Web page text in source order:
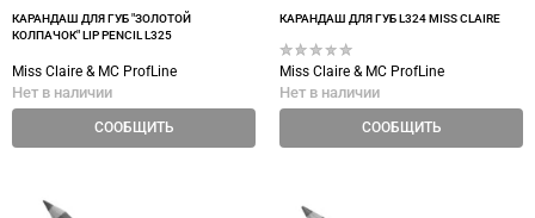
КАРАНДАШ ДЛЯ ГУБ "ЗОЛОТОЙ
КОЛПАЧОК" LIP PENCIL L325
Miss Claire & MC ProfLine
Нет в наличии
СООБЩИТЬ
КАРАНДАШ ДЛЯ ГУБ L324 MISS CLAIRE
Miss Claire & MC ProfLine
Нет в наличии
СООБЩИТЬ